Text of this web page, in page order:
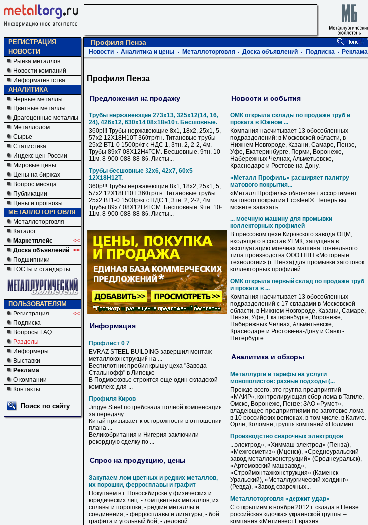
РЕГИСТРАЦИЯ
НОВОСТИ
Рынка металлов
Новости компаний
Информагентства
АНАЛИТИКА
Черные металлы
Цветные металлы
Драгоценные металлы
Металлолом
Сырье
Статистика
Индекс цен России
Мировые цены
Цены на биржах
Вопрос месяца
Публикации
Цены и прогнозы
МЕТАЛЛОТОРГОВЛЯ
Металлоторговля
Каталог
Маркетплейс
<<
Доска объявлений <<
Подшипники
ГОСТы и стандарты
ПОЛЬЗОВАТЕЛЯМ
Регистрация
<<
Подписка
Вопросы FAQ
Разделы
Информеры
Выставки
Реклама
О компании
Контакты
Поиск по сайту
Профиля Пенза
Новости Аналитика и цены Металлоторговля Доска объявлений Подписка Реклама
Профиля Пенза
Предложения на продажу
Трубы нержавеющие 273х13, 325х12(14, 16,
24), 426х12, 630х14 08х18н10т. Бесшовные.
360р!!! Трубы нержавеющие 8х1, 18х2, 25х1, 5,
57х2 12Х18Н10Т 360тр/тн. Титановые трубы
25х2 ВТ1-0 1500р/кг с НДС 1, 3тн. 2, 2-2, 4м.
Трубы 89х7 08Х12Н4ГСМ. Бесшовные. 9тн. 10-
11м. 8-900-088-88-86. Листы...
Трубы бесшовные 32х6, 42х7, 60х5
12Х18Н12Т.
360р!!! Трубы нержавеющие 8х1, 18х2, 25х1, 5,
57х2 12Х18Н10Т 360тр/тн. Титановые трубы
25х2 ВТ1-0 1500р/кг с НДС 1, 3тн. 2, 2-2, 4м.
Трубы 89х7 08Х12Н4ГСМ. Бесшовные. 9тн. 10-
11м. 8-900-088-88-86. Листы...
Информация
Профлист 0 7
EVRAZ STEEL BUILDING завершил монтаж
металлоконструкций на ...
Беспилотник пробил крышу цеха "Завода
Стальнофф" в Липецке
В Подмосковье строится еще один складской
комплекс для ...
Профиля Киров
Jingye Steel потребовала полной компенсации
за передачу ...
Китай призывает к осторожности в отношении
плана ...
Великобритания и Нигерия заключили
рекордную сделку по ...
Спрос на продукцию, цены
Закупаем лом цветных и редких металлов,
их порошки, ферросплавы и графит
Покупаем в г. Новосибирске у физических и
юридических лиц: - лом цветных металлов, их
сплавы и порошки; - редкие металлы и
соединения; - ферросплавы и лигатуры; - бой
графита и угольный бой; - деловой...
Новости и события
ОМК открыла склады по продаже труб и
проката в Южном ...
Компания насчитывает 13 обособленных
подразделений: в Московской области, в
Нижнем Новгороде, Казани, Самаре, Пензе,
Уфе, Екатеринбурге, Перми, Воронеже,
Набережных Челнах, Альметьевске,
Краснодаре и Ростове-на-Дону.
«Металл Профиль» расширяет палитру
матового покрытия...
«Металл Профиль» обновляет ассортимент
матового покрытия Ecosteel®. Теперь вы
можете заказать...
... моечную машину для промывки
коллекторных профилей
В прессовом цехе Кировского завода ОЦМ,
входящего в состав УГМК, запущена в
эксплуатацию моечная машина тоннельного
типа производства ООО НПП «Моторные
технологии» (г. Пенза) для промывки заготовок
коллекторных профилей.
ОМК открыла первый склад по продаже труб
и проката в ...
Компания насчитывает 13 обособленных
подразделений с 17 складами в Московской
области, в Нижнем Новгороде, Казани, Самаре,
Пензе, Уфе, Екатеринбурге, Воронеже,
Набережных Челнах, Альметьевске,
Краснодаре и Ростове-на-Дону и Санкт-
Петербурге.
Аналитика и обзоры
Металлурги и тарифы на услуги
монополистов: разные подходы (...
Прежде всего, это группа предприятий
«МАИР», контролирующая сбор лома в Тагиле,
Омске, Воронеже, Пензе; ЗАО «Румет»,
владеющее предприятиями по заготовке лома
в 10 российских регионах, в том числе, в Калуге,
Орле, Коломне; группа компаний «Полимет...
Производство сварочных электродов
...электрод», «Химмаш-электрод» (Пенза),
«Межгосметиз» (Мценск), «Среднеуральский
завод металлоконструкций» (Среднеуральск),
«Артемовский машзавод»,
«Строймонтажконструкция» (Каменск-
Уральский), «Металлургический холдинг»
(Ревда), «Завод сварочных...
Металлоторговля «держит удар»
С открытием в ноябре 2012 г. склада в Пензе
российская «дочка» украинской группы –
компания «Метинвест Евразия...